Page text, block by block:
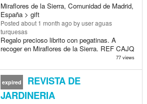
Miraflores de la Sierra, Comunidad de Madrid,
España > gift
Posted about 1 month ago by user aguas
turquesas
Regalo precioso librito con pegatinas. A
recoger en Miraflores de la Sierra. REF CAJQ
77 views
expired
REVISTA DE
JARDINERIA